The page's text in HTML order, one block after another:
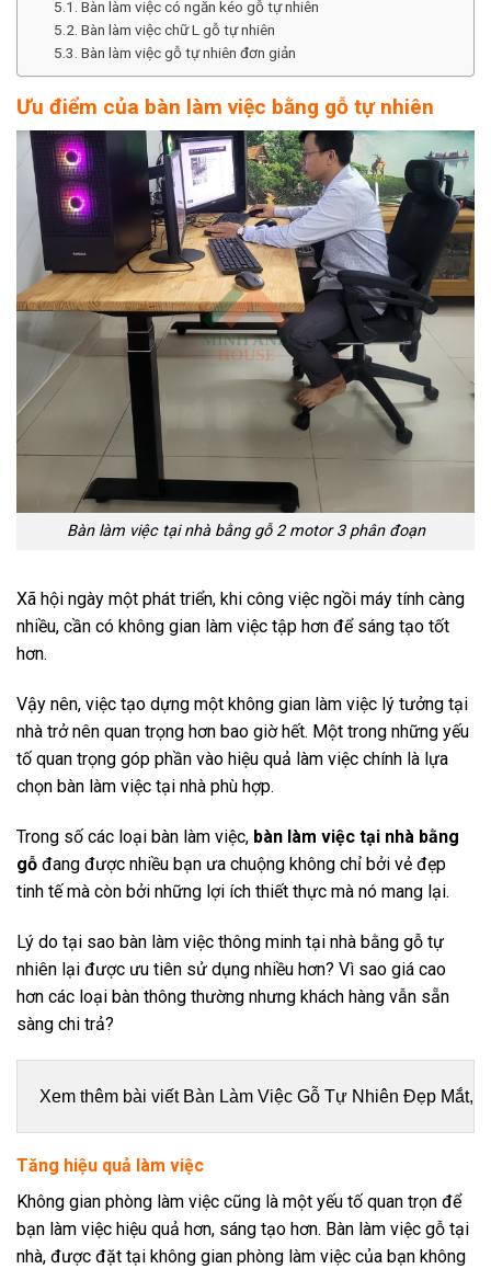
Bàn làm việc có ngăn kéo gỗ tự nhiên
Bàn làm việc chữ L gỗ tự nhiên
Bàn làm việc gỗ tự nhiên đơn giản
Ưu điểm của bàn làm việc bằng gỗ tự nhiên
Bàn làm việc tại nhà bằng gỗ 2 motor 3 phân đoạn
Xã hội ngày một phát triển, khi công việc ngồi máy tính càng
nhiều, cần có không gian làm việc tập hơn để sáng tạo tốt
hơn.
Vậy nên, việc tạo dựng một không gian làm việc lý tưởng tại
nhà trở nên quan trọng hơn bao giờ hết. Một trong những yếu
tố quan trọng góp phần vào hiệu quả làm việc chính là lựa
chọn bàn làm việc tại nhà phù hợp.
Trong số các loại bàn làm việc, bàn làm việc tại nhà bằng
gỗ đang được nhiều bạn ưa chuộng không chỉ bởi vẻ đẹp
tinh tế mà còn bởi những lợi ích thiết thực mà nó mang lại.
Lý do tại sao bàn làm việc thông minh tại nhà bằng gỗ tự
nhiên lại được ưu tiên sử dụng nhiều hơn? Vì sao giá cao
hơn các loại bàn thông thường nhưng khách hàng vẫn sẵn
sàng chi trả?
Xem thêm bài viết Bàn Làm Việc Gỗ Tự Nhiên Đẹp Mắt,
Tăng hiệu quả làm việc
Không gian phòng làm việc cũng là một yếu tố quan trọn để
bạn làm việc hiệu quả hơn, sáng tạo hơn. Bàn làm việc gỗ tại
nhà, được đặt tại không gian phòng làm việc của bạn không